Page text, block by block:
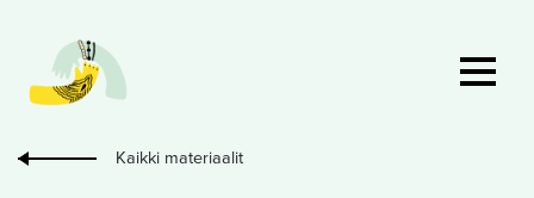
Kaikki materiaalit